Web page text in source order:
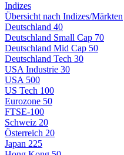
Indizes
Übersicht nach Indizes/Märkten
Deutschland 40
Deutschland Small Cap 70
Deutschland Mid Cap 50
Deutschland Tech 30
USA Industrie 30
USA 500
US Tech 100
Eurozone 50
FTSE-100
Schweiz 20
Österreich 20
Japan 225